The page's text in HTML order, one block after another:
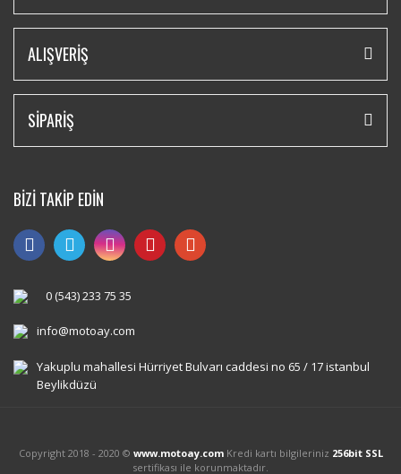
ALIŞVERİŞ
SİPARİŞ
BİZİ TAKİP EDİN
0 (543) 233 75 35
info@motoay.com
Yakuplu mahallesi Hürriyet Bulvarı caddesi no 65 / 17 istanbul
Beylikdüzü
Copyright 2018 - 2020 © www.motoay.comKredi kartı bilgileriniz 256bit SSL
sertifikası ile korunmaktadır.